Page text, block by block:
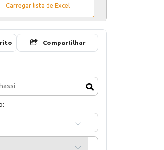
Carregar lista de Excel
Compartilhar